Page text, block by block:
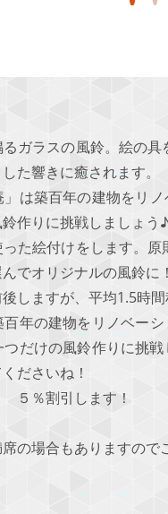
るガラスの風鈴。絵の
た響きに癒されます。
は築百年の建物をリ
作りに挑戦しましょう
た絵付けをします。
でオリジナルの風鈴に！
しますが、平均1.5時間
百年の建物をリノベー
だけの風鈴作りに挑
ださいね！
５％割引します！
場合もありますのでご